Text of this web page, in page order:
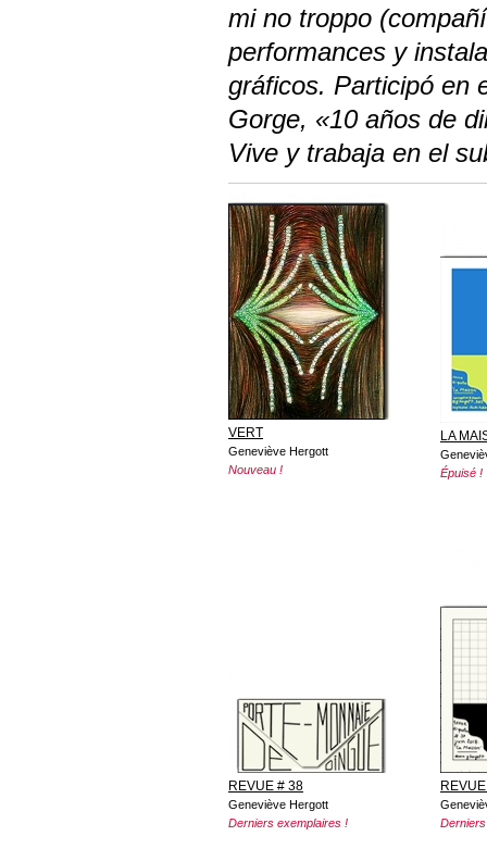
mi no troppo
performances y
gráficos. Participó en
Gorge, «10 años de
Vive y trabaja en el
VERT
Geneviève Hergott
Nouveau !
LA
Épuisé !
REVUE # 38
Geneviève Hergott
Derniers exemplaires !